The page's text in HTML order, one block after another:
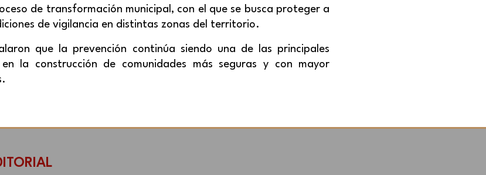
de transformación municipal, con el que se busca proteger a
de vigilancia en distintas zonas del territorio.
que la prevención continúa siendo una de las principales
la construcción de comunidades más seguras y con mayor